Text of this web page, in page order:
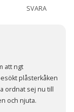
SVARA
att ngt
plåsterkåken
ordnat sej nu till
och njuta.